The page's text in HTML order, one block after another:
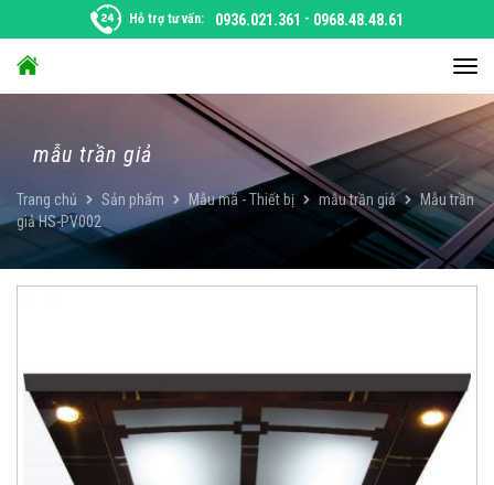
dung
Hỗ trợ tư vấn: 0936.021.361 - 0968.48.48.61
đổi
điều
mẫu trần giả
Trang chủ Sản phẩm Mẫu mã - Thiết bị mẫu trần giả
Mẫu trần
giả HS-PV002